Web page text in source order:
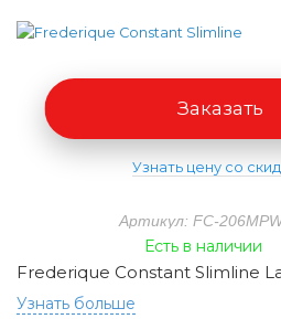
Артикул: FC-
Есть в наличии
Frederique Constant Slimline
Узнать больше
Заказать
Узнать цену со